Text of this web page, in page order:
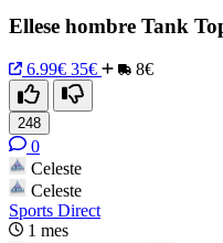
Ellese hombre Tank
6.99€ 35€ 8€
248
0
Celeste
Celeste
Sports Direct
1 mes